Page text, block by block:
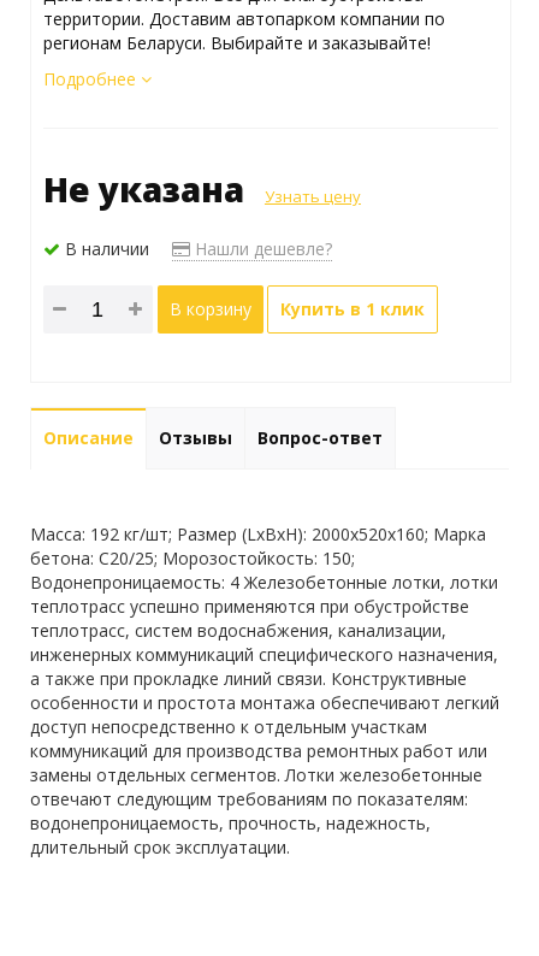
территории. Доставим автопарком компании по
регионам Беларуси. Выбирайте и заказывайте!
Подробнее
Не указана Узнать цену
В наличии Нашли дешевле?
В корзину Купить в 1 клик
Описание Отзывы Вопрос-ответ
Масса: 192 кг/шт; Размер (LxBxH): 2000x520x160; Марка
бетона: С20/25; Морозостойкость: 150;
Водонепроницаемость: 4 Железобетонные лотки, лотки
теплотрасс успешно применяются при обустройстве
теплотрасс, систем водоснабжения, канализации,
инженерных коммуникаций специфического назначения,
а также при прокладке линий связи. Конструктивные
особенности и простота монтажа обеспечивают легкий
доступ непосредственно к отдельным участкам
коммуникаций для производства ремонтных работ или
замены отдельных сегментов. Лотки железобетонные
отвечают следующим требованиям по показателям:
водонепроницаемость, прочность, надежность,
длительный срок эксплуатации.